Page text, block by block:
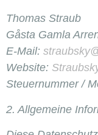
Thomas Straub
Gåsta Gamla
E-Mail:
Website:
Steuernummer /
2. Allgemeine